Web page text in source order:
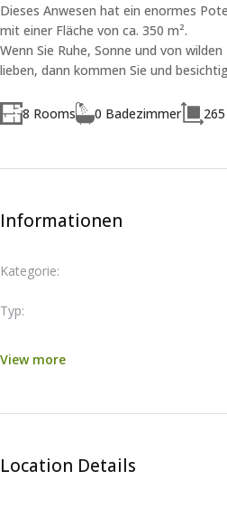
Dieses Anwesen hat ein enormes
mit einer Fläche von ca. 350 m².
Wenn Sie Ruhe, Sonne und von
lieben, dann kommen Sie und
8 Rooms 0 Badezimmer
Informationen
Kategorie:
Typ:
View more
Location Details